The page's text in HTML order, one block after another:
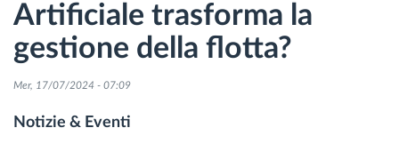
Monitoraggio dei tempi di guida
Gestione delle forza lavoro
Download remoto del cronotachigrafo
Artificiale trasforma la
gestione della flotta?
Mer, 17/07/2024 - 07:09
Notizie & Eventi